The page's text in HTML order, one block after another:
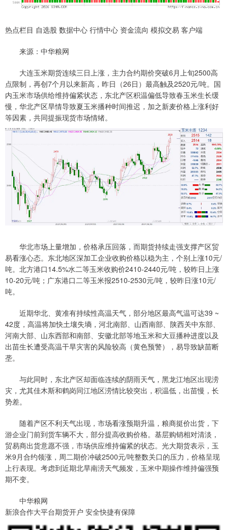
热点栏目 自选股 数据中心 行情中心 资金流向 模拟交易 客户端
来源：中华粮网
大连玉米期货连续三日上涨，主力合约期价突破6月上旬2500高
点限制，再创7个月以来新高，昨日（26日）最高触及2520元/吨。国
内玉米市场供给维持偏紧状态，东北产区积温偏低导致春玉米生长缓
慢，华北产区旱情导致夏玉米播种时间推迟，加之新麦价格上涨利好
等因素，共同提振现货市场情绪。
华北市场上量增加，价格承压回落，而期货持续走强支撑产区贸
易看涨心态。东北地区深加工企业收购价格以稳为主，个别上涨10元/
吨。北方港口14.5%水二等玉米收购价2410-2440元/吨，较昨日上涨
10-20元/吨；广东港口二等玉米报2510-2530元/吨，较昨日涨10元/
吨。
近期华北、黄准有持续性高温天气，部分地区最高气温可达39 ~
42度，高温将加快土壤失墒，河北南部、山西南部、陕西关中东部、
河南大部、山东西部和南部、安徽北部等地玉米和大豆播种进度以及
出苗生长遭受高温干旱灾害的风险较高（黄色预警），易导致缺苗断
垄。
与此同时，东北产区却面临连续的阴雨天气，黑龙江地区出现涝
灾，尤其佳木斯和鹤岗同江地区涝情比较突出，积温低，出苗慢，长
势差。
随着产区不利天气出现，市场看涨预期升温，粮商挺价出货，下
游企业门前到货车辆不大，部分提高收购价格。基层购销相对清淡，
贸易商出货意愿不强，市场供应维持偏紧的状态。光大期货表示，玉
米9月合约领涨，周二期价冲破2500元/吨整数关口的压力，价格呈现
上行表现。考虑到近期北旱南涝天气频发，玉米中期操作维持偏强预
期不变。
中华粮网
新浪合作大平台期货开户 安全快捷有保障